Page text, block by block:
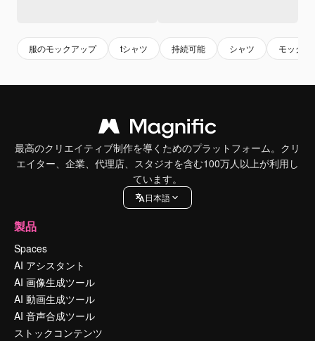
服のモックアップ tシャツ 持続可能 シャツ モックア
最高のクリエイティブ制作を導くためのプラットフォーム。クリ
エイター、企業、代理店、スタジオを含む100万人以上が利用し
ています。
日本語
製品
Spaces
AI アシスタント
AI 画像生成ツール
AI 動画生成ツール
AI 音声合成ツール
ストックコンテンツ